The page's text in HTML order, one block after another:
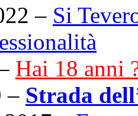
– Si
Hai 18 anni
– Strada